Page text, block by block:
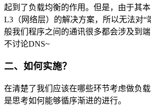
起到了负载均衡的作用。但是，由于其
L3（网络层）的解决方案，所以无法对“
般我们程序之间的通讯很多都会涉及到
不讨论DNS~
二、如何实施？
在清楚了我们应该在哪些环节考虑做负
是思考如何能够循序渐进的进行。